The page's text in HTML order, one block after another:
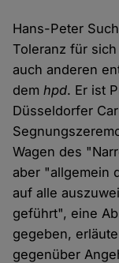
Hans-Peter
Toleranz für
auch anderen
demhpd. Er ist
Düsseldorfer
Wagen des
aber "allgemein
auf alle
geführt", eine
gegeben,
gegenüber